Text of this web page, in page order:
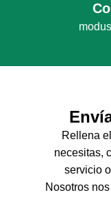
Rellena
necesitas,
servicio
Nosotros